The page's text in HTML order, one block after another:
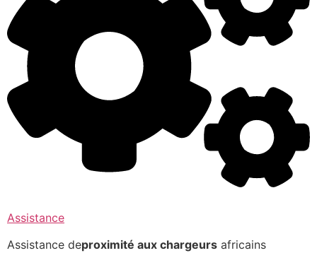
Assistance
Assistance deproximité aux chargeurs africains